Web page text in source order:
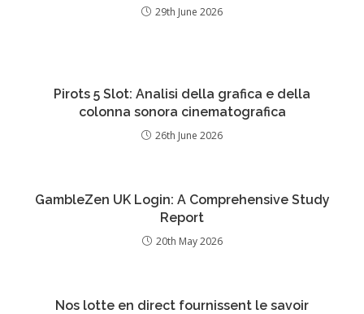
29th June 2026
Pirots 5 Slot: Analisi della grafica e della
colonna sonora cinematografica
26th June 2026
GambleZen UK Login: A Comprehensive Study
Report
20th May 2026
Nos lotte en direct fournissent le savoir